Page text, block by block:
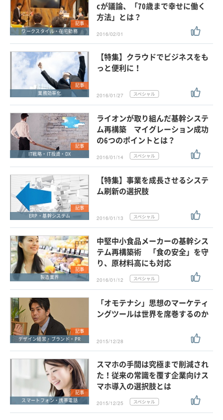
記事
ワークスタイル・在宅勤務
cが議論、「70歳まで幸せに働く
方法」とは？
2016/02/01
記事
業務効率化
【特集】クラウドでビジネスをも
っと便利に！
2016/01/27
記事
IT戦略・IT投資・DX
ライオンが取り組んだ基幹システ
ム再構築 マイグレーション成功
の6つのポイントとは？
2016/01/14
記事
ERP・基幹システム
【特集】事業を成長させるシステ
ム刷新の選択肢
2016/01/13
記事
製造業界
中堅中小食品メーカーの基幹シス
テム再構築術 「食の安全」を守
り、原材料高にも対応
2016/01/12
記事
デザイン経営・ブランド・PR
「オモテナシ」思想のマーケティ
ングツールは世界を席巻するのか
2015/12/28
記事
スマートフォン・携帯電話
スマホの手間は究極まで削減され
た！従来の常識を覆す企業向けス
マホ導入の選択肢とは
2015/12/25